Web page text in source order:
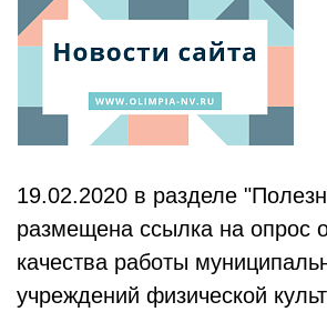
19.02.2020 в разделе
размещена ссылка на опрос
качества работы
учреждений физической